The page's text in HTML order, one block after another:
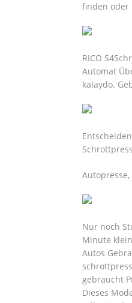
finden oder
RICO
Automat
kalaydo.
Autopresse,
Nur noch
Minute
Autos
gebraucht
Dieses